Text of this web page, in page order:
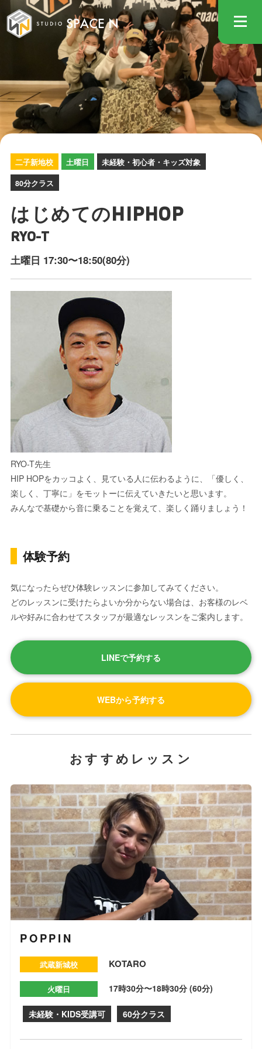
二子新地校 土曜日 未経験・初心者・キッズ対象
80分クラス
はじめてのHIPHOP
RYO-T
土曜日 17:30〜18:50(80分)
RYO-T先生
HIP HOPをカッコよく、見ている人に伝わるように、「優しく、
楽しく、丁寧に」をモットーに伝えていきたいと思います。
みんなで基礎から音に乗ることを覚えて、楽しく踊りましょう！
体験予約
気になったらぜひ体験レッスンに参加してみてください。
どのレッスンに受けたらよいか分からない場合は、お客様のレベ
ルや好みに合わせてスタッフが最適なレッスンをご案内します。
LINEで予約する
WEBから予約する
おすすめレッスン
POPPIN
武蔵新城校 KOTARO
火曜日 17時30分〜18時30分 (60分)
未経験・KIDS受講可 60分クラス